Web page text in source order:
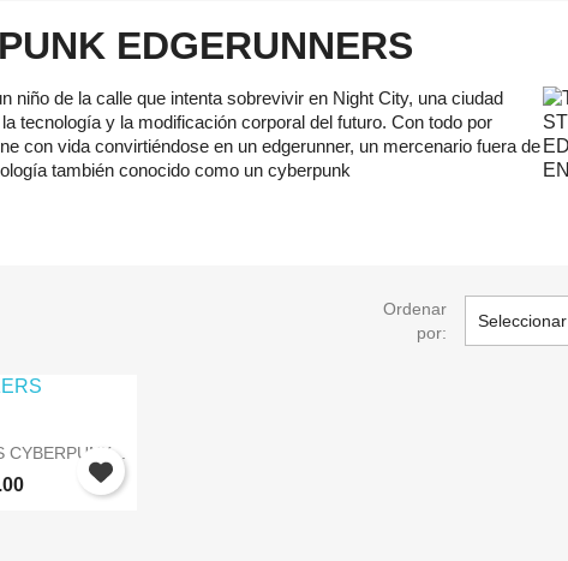
IPHONE 11 PRO
IPHONE 12
IPHONE 12 MINI
IPHONE 6 PLUS
IPHONE 8 PLUS 7 PLUS
IPHONE X XS
IPHONE XR
EDGERUNNERS
niño de la calle que intenta sobrevivir en Night City, una ciudad
tecnología y la modificación corporal del futuro. Con todo por
con vida convirtiéndose en un edgerunner, un mercenario fuera de
también conocido como un cyberpunk
Ordenar
por:
Seleccionar